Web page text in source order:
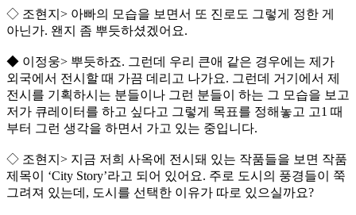
◇ 조현지> 아빠의 모습을 보면서 또 진로도 그렇게 정한 게
아닌가. 왠지 좀 뿌듯하셨겠어요.
◆ 이정웅> 뿌듯하죠. 그런데 우리 큰애 같은 경우에는 제가
외국에서 전시할 때 가끔 데리고 나가요. 그런데 거기에서 제
전시를 기획하시는 분들이나 그런 분들이 하는 그 모습을 보고
저가 큐레이터를 하고 싶다고 그렇게 목표를 정해놓고 고1 때
부터 그런 생각을 하면서 가고 있는 중입니다.
◇ 조현지> 지금 저희 사옥에 전시돼 있는 작품들을 보면 작품
제목이 ‘City Story’라고 되어 있어요. 주로 도시의 풍경들이 쭉
그려져 있는데, 도시를 선택한 이유가 따로 있으실까요?